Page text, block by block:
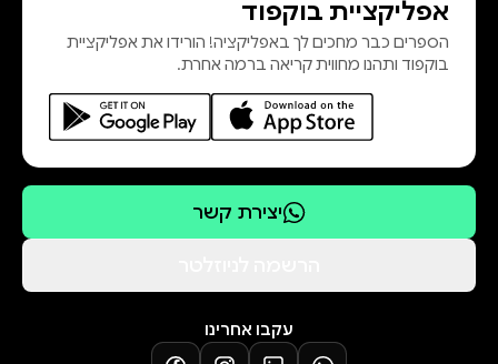
אפליקציית בוקפוד
הספרים כבר מחכים לך באפליקציה! הורידו את אפליקציית
בוקפוד ותהנו מחווית קריאה ברמה אחרת.
יצירת קשר
עקבו אחרינו